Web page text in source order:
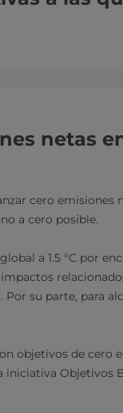
netas
cero emisiones
a cero posible.
a 1.5 °C por
su parte, para
objetivos de cero
Objetivos